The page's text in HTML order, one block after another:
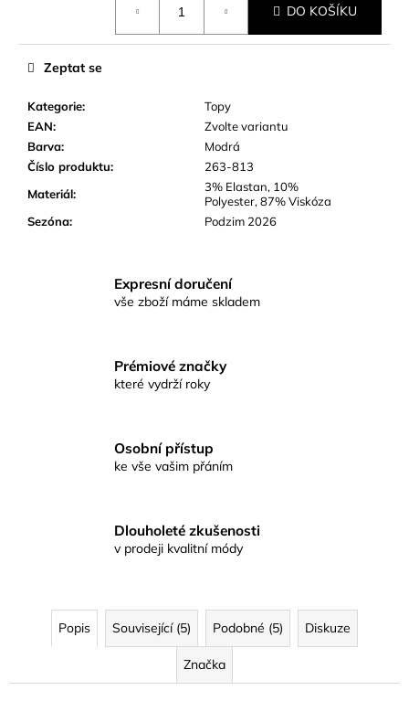
DO KOŠÍKU
Kategorie:
Topy
EAN:
Zvolte variantu
Barva:
Modrá
Číslo produktu:
263-813
Materiál:
3% Elastan, 10%
Polyester, 87% Viskóza
Sezóna: Podzim 2026
Zeptat se
Expresní doručení
vše zboží máme skladem
Prémiové značky
které vydrží roky
Osobní přístup
ke vše vašim přáním
Dlouholeté zkušenosti
v prodeji kvalitní módy
Popis Související (5) Podobné (5) Diskuze
Značka